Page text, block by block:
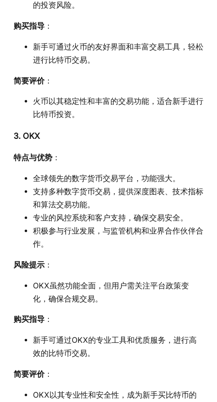
的投资风险。
购买指导 ：
新手可通过火币的友好界面和丰富交易工具，轻松
进行比特币交易。
简要评价：
火币以其稳定性和丰富的交易功能，适合新手进行
比特币投资。
3. OKX
特点与优势 ：
全球领先的数字货币交易平台，功能强大。
支持多种数字货币交易，提供深度图表、技术指标
和算法交易功能。
专业的风控系统和客户支持，确保交易安全。
积极参与行业发展，与监管机构和业界合作伙伴合
作。
风险提示 ：
OKX虽然功能全面，但用户需关注平台政策变
化，确保合规交易。
购买指导 ：
新手可通过OKX的专业工具和优质服务，进行高
效的比特币交易。
简要评价：
OKX以其专业性和安全性，成为新手买比特币的